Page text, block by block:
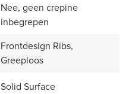
Nee, geen crepine
inbegrepen
Frontdesign Ribs,
Greeploos
Solid Surface